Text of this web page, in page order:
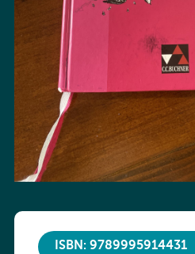
ISBN: 9789995914431